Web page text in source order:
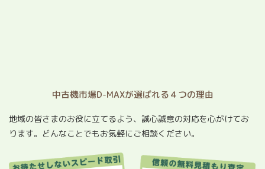
中古機市場D-MAXが選ばれる４つの理由
地域の皆さまのお役に立てるよう、誠心誠意の対応を心がけてお
ります。どんなことでもお気軽にご相談ください。